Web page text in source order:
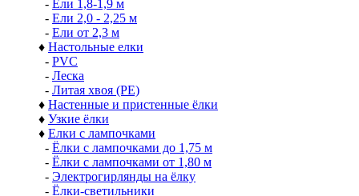
- Ели 1,8-1,9 м
- Ели 2,0 - 2,25 м
- Ели от 2,3 м
♦ Настольные елки
- PVC
- Леска
- Литая хвоя (РЕ)
♦ Настенные и пристенные ёлки
♦ Узкие ёлки
♦ Елки с лампочками
- Ёлки с лампочками до 1,75 м
- Ёлки с лампочками от 1,80 м
- Электрогирлянды на ёлку
- Ёлки-светильники